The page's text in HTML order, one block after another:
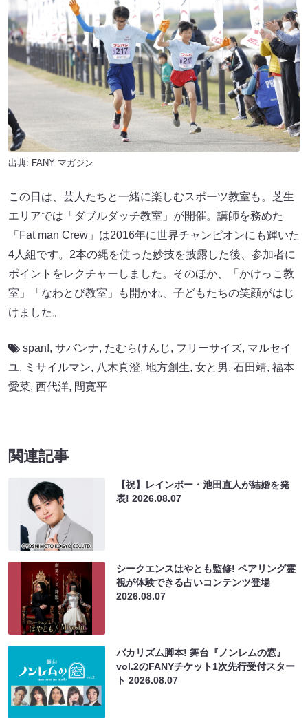
出典: FANY マガジン
この日は、芸人たちと一緒に楽しむスポーツ教室も。芝生
エリアでは「ダブルダッチ教室」が開催。講師を務めた
「Fat man Crew」は2016年に世界チャンピオンにも輝いた
4人組です。2本の縄を使った妙技を披露した後、参加者に
ポイントをレクチャーしました。そのほか、「かけっこ教
室」「なわとび教室」も開かれ、子どもたちの笑顔がはじ
けました。
span!, サバンナ, たむらけんじ, フリーサイズ, マルセイ
ユ, ミサイルマン, 八木真澄, 地方創生, 女と男, 石田靖, 福本
愛菜, 西代洋, 間寛平
関連記事
【祝】レインボー・池田直人が結婚を発
表!2026.08.07
シークエンスはやとも監修! ペアリング霊
視が体験できる占いコンテンツ登場
2026.08.07
バカリズム脚本! 舞台『ノンレムの窓』
vol.2のFANYチケット1次先行受付スター
ト2026.08.07